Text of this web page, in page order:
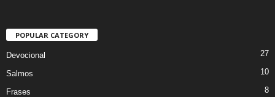
POPULAR CATEGORY
Devocional 27
Salmos 10
Frases 8